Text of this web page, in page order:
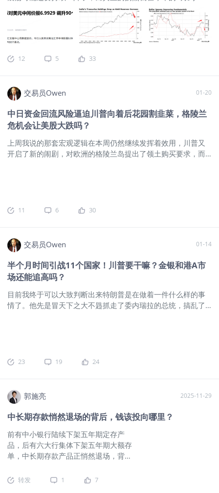
发生的概率是非常小的，因为一旦超过前高4.3%以上，美股很
可能会出现大幅震荡。大家要知道，最近大科技企业的资本支
出又出现了突然的飞涨。 过去两周，Alphabet、Meta和亚马逊
先后公布了远超预期的2026年资本支出计划，不仅是他们，整
个超大规模数据中心联盟（亚马逊、谷歌、微软、Meta）2026
年的资本支出预期高达6500亿美元……如果算上甲骨文和
之间。比如说，第一，今天的中国人民币兑美元的官方中间价
居然放在了6.9上，之前都是7字头的，这是2023年以来的最强
人民币兑价了，官方价都已经破7了，看来美元最近确实还是
弱，央妈并没有认为把中间价调的这么高会有什么问题。$美
度最新一个月又大笔抛售了美债，目前印度持有的美国国债已
跌了26%，一年前美国国债占印度外汇储备的占比还是40%，
分之一。看来印度比中国和日本还狠啊，出手就是大抛售，从
地缘环境看，其实印度和美国没有正治方面的博弈，那么抛售
可能仅仅就是认为美债不值钱或者有风险而已。
$20+年以上美
国国债ETF-iShares(TLT)$ $10年美债主连 2603(ZNmain)$ $美
元指数(USDindex.FOREX)$ $做空美元指数-
12 5 33
交易员Owen 01-20
中日资金回流风险逼迫川普向着后花园割韭菜，格陵兰
危机会让美股大跌吗？
上周我说的那套宏观逻辑在本周仍然继续发挥着效用，川普又
开启了新的闹剧，对欧洲的格陵兰岛提出了领土购买要求，而
了，咱们今天花点时间，简单聊一下格陵兰岛屿纷争这个事儿
找欧洲的晦气，他怎么不敢像以前一样找中俄，或者说亚太地
区的麻烦呢？为什么中日两国特朗普暂时惹不起先说中国这
边，我提醒大家关注一个重要的数据，根据中国外汇市场监管
机构最新公布的数据，去年前三个季度，我们这边所谓的“非官
方”投资者的海外资产持有量飙升超过了1万亿美元，是过去十
年年均增速的两倍多。$A50指数主连 2601(CNmain)$ $恒生
指数(HSI)$ $恒生指数主连 2601(HSImain)$ $恒生科技指数主
11 6 30
交易员Owen 01-14
半个月时间引战11个国家！川普要干嘛？金银和港A市
场还能追高吗？
目前我终于可以大致判断出来特朗普是在做着一件什么样的事
情了。他先是冒天下之大不韪抓走了委内瑞拉的总统，搞乱了
真的发起行动打击了哪些国家，不查不知道，一查吓一跳，这
指数才是原因事出反常必有妖！这背后有很深的宏观逻辑原
因，一句话总结根源就是：特朗普在通过搞乱他国经济和全球
资金的流动秩序，来为美债或者说是美元资产寻找买盘，通过
作乱全球市场吸引大量的热钱往美元资产中避险，从而维持住
目前即将破位下跌的美元指数，之前我们也聊过，美元指数距
离破位加速下跌其实就一步之遥。$美元指数
(USDindex.FOREX)$ $做空美元指数-PowerShares(UDN)$
元指数能在这个关键的技术点上企稳并反弹上去，则美国经济
23 19 24
郭施亮 2025-11-29
中长期存款悄然退场的背后，钱该投向哪里？
前有中小银行陆续下架五年期定存产
品，后有六大行集体下架五年期大额存
单，中长期存款产品正悄然退场，背后
净息差持续下行，LPR持续下架，导致
转发 1 7